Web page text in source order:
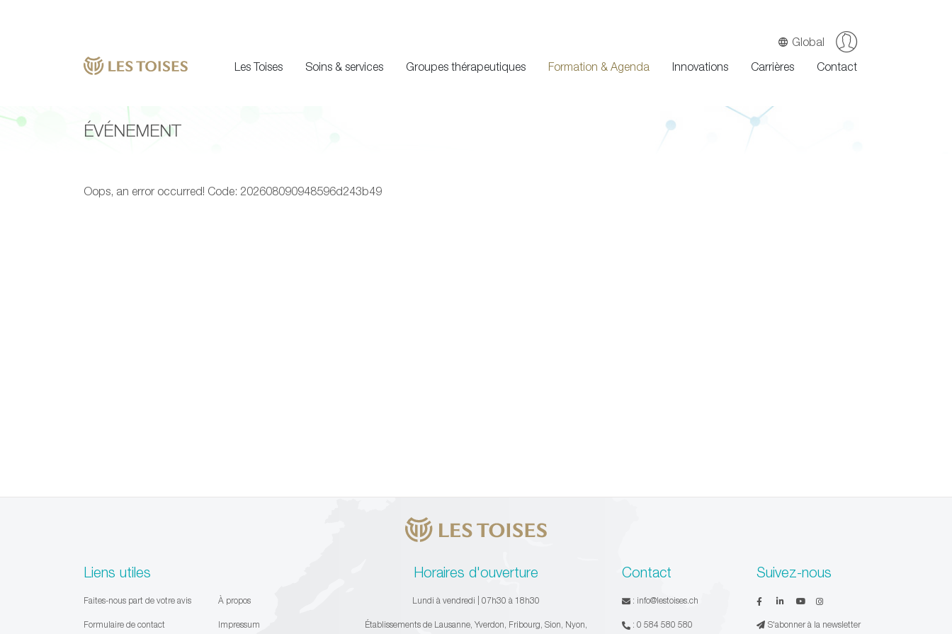
Les Toises Soins & services Groupes thérapeutiques Formation & Agenda Innovations Carrières Contact
Global
ÉVÉNEMENT
Oops, an error occurred! Code: 202608090948596d243b49
Liens utiles
Faites-nous part de votre avis
Formulaire de contact
À propos
Impressum
Horaires d'ouverture
Lundi à vendredi | 07h30 à 18h30
Établissements de Lausanne, Yverdon, Fribourg, Sion, Nyon,
Contact
: info@lestoises.ch
: 0 584 580 580
Suivez-nous
S'abonner à la newsletter